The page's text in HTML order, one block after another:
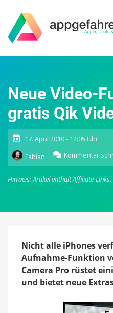
Neue Video-
gratis Qik
17. April 2010 - 12:05 Uhr
Fabian
Kommentar
Hinweis: Artikel enthält Affiliate-Links.
Nicht alle iPhones
Aufnahme-Funktion
Camera Pro rüstet
und bietet neue